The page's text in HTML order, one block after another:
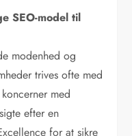
SEO-model til
modenhed og
trives ofte med
med
efter en
for at sikre